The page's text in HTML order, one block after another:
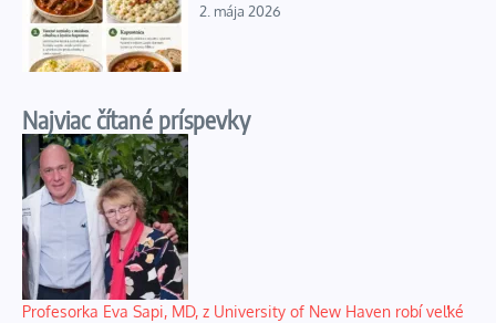
2. mája 2026
Najviac čítané príspevky
Profesorka Eva Sapi, MD, z University of New Haven robí veľké